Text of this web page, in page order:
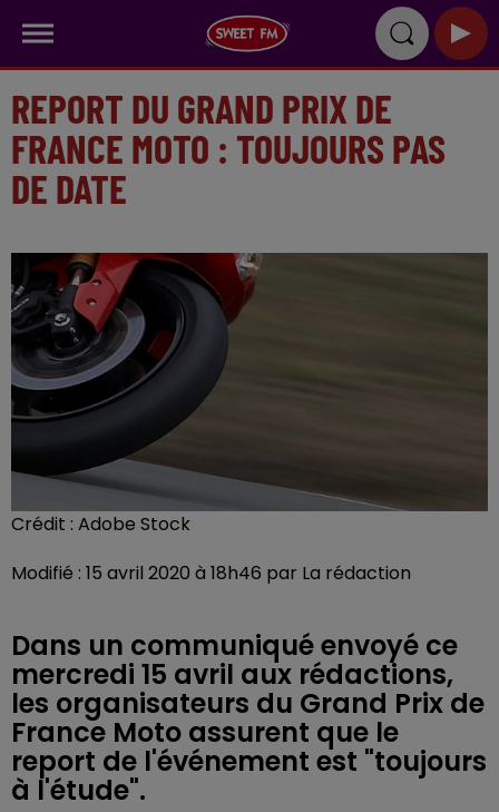
REPORT DU GRAND PRIX DE
FRANCE MOTO : TOUJOURS PAS
DE DATE
Crédit : Adobe Stock
Modifié : 15 avril 2020 à 18h46 par La rédaction
Dans un communiqué envoyé ce
mercredi 15 avril aux rédactions,
les organisateurs du Grand Prix de
France Moto assurent que le
report de l'événement est "toujours
à l'étude".